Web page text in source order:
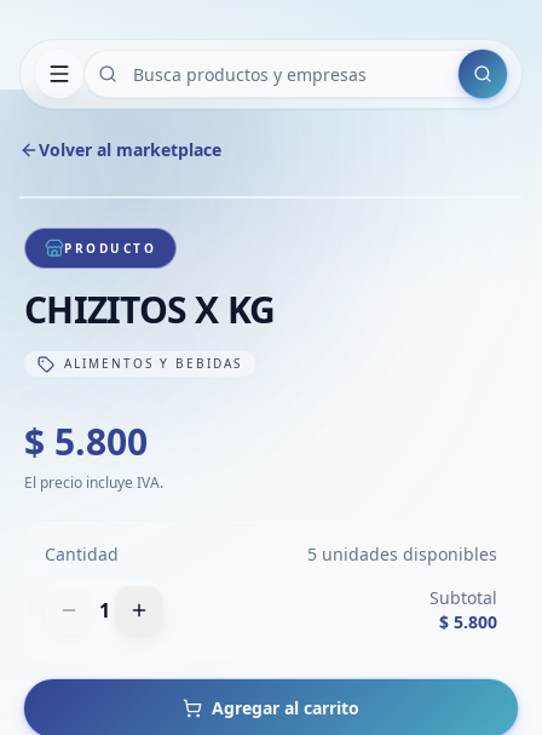
Buscar
Volver al marketplace
1/1
PRODUCTO
CHIZITOS X KG
ALIMENTOS Y BEBIDAS
$ 5.800
El precio incluye IVA.
Cantidad 5 unidades disponibles
1
Subtotal
$ 5.800
Agregar al carrito